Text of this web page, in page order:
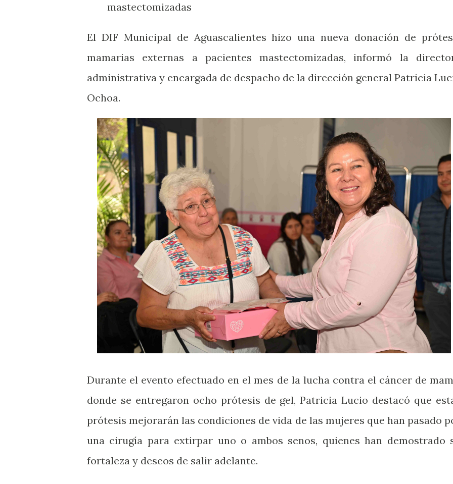
mastectomizadas
El DIF Municipal de Aguascalientes hizo una nueva donación de
mamarias externas a pacientes mastectomizadas, informó la
administrativa y encargada de despacho de la dirección general Patricia
Ochoa.
Durante el evento efectuado en el mes de la lucha contra el cáncer de
donde se entregaron ocho prótesis de gel, Patricia Lucio destacó que
prótesis mejorarán las condiciones de vida de las mujeres que han pasado
una cirugía para extirpar uno o ambos senos, quienes han demostrado
fortaleza y deseos de salir adelante.